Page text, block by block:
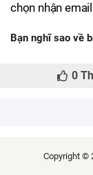
chọn nhận
Bạn nghĩ sao về
0
Copyright ©